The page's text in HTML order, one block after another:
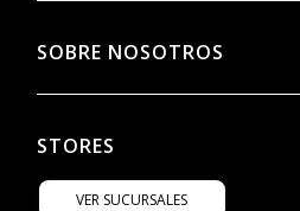
SOBRE NOSOTROS
STORES
VER SUCURSALES